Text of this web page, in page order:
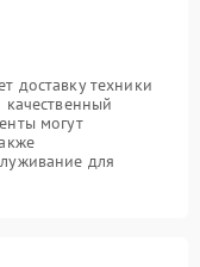
доставку техники
могут
для